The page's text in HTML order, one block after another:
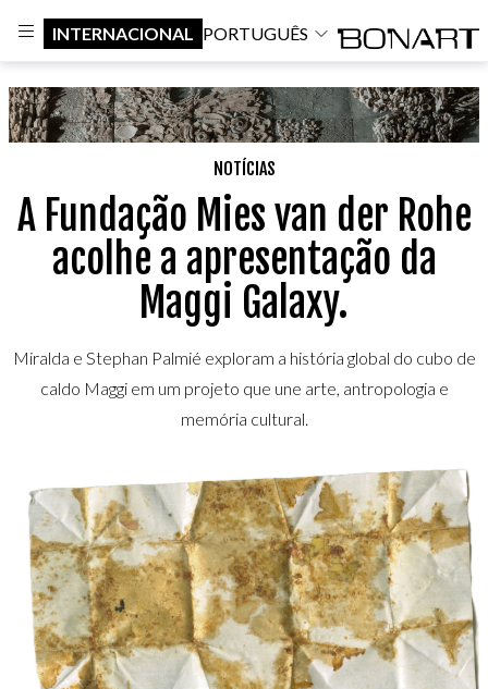
INTERNACIONAL PORTUGUÊS
NOTÍCIAS
A Fundação Mies van der Rohe
acolhe a apresentação da
Maggi Galaxy.
Miralda e Stephan Palmié exploram a história global do cubo de
caldo Maggi em um projeto que une arte, antropologia e
memória cultural.